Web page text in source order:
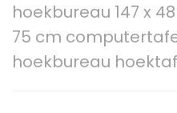
hoekbureau 147 x
75 cm
hoekbureau